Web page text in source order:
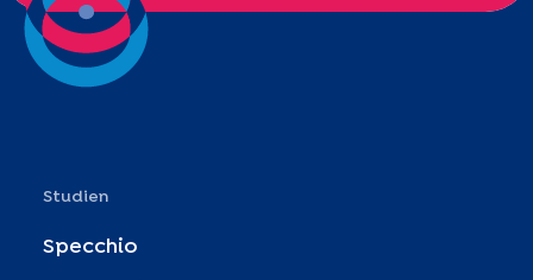
Studien
Specchio